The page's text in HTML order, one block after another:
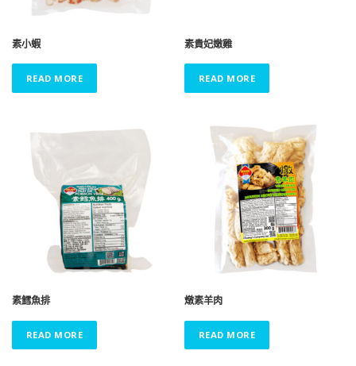
素小蝦
READ MORE
素貴妃嫩雞
READ MORE
素鱈魚排
READ MORE
燉素羊肉
READ MORE